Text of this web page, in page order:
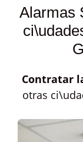
Alarmas
Contratar
otras